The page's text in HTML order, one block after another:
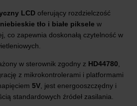
LCD oferujący rozdzielczość
niebieskie tło i białe piksele w
co zapewnia doskonałą czytelność w
w sterownik zgodny z HD44780,
z mikrokontrolerami i platformami
5V, jest energooszczędny i
standardowych źródeł zasilania.